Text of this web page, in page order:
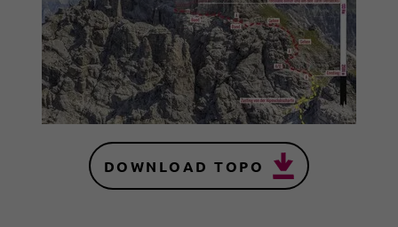
DOWNLOAD TOPO